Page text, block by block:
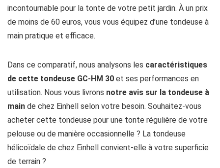
incontournable pour la tonte de votre petit jardin. À un prix
de moins de 60 euros, vous vous équipez d’une tondeuse à
main pratique et efficace.
Dans ce comparatif, nous analysons les caractéristiques
de cette tondeuse GC-HM 30 et ses performances en
utilisation. Nous vous livrons notre avis sur la tondeuse à
main de chez Einhell selon votre besoin. Souhaitez-vous
acheter cette tondeuse pour une tonte régulière de votre
pelouse ou de manière occasionnelle ? La tondeuse
hélicoïdale de chez Einhell convient-elle à votre superficie
de terrain ?